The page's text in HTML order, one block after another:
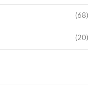
(68)
(20)